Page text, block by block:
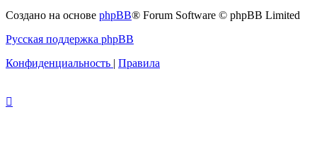
Создано на основе phpBB® Forum Software © phpBB Limited
Русская поддержка phpBB
Конфиденциальность | Правила